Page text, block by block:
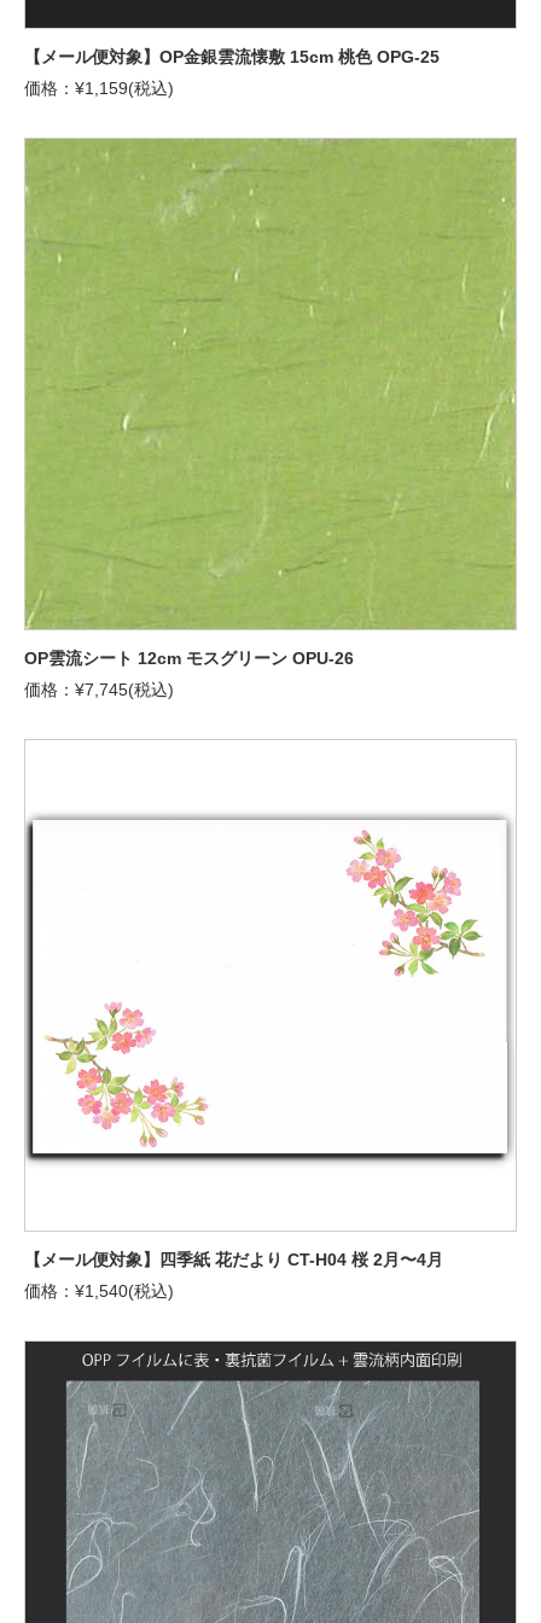
【メール便対象】OP金銀雲流懐敷 15cm 桃色 OPG-25
価格：¥1,159(税込)
OP雲流シート 12cm モスグリーン OPU-26
価格：¥7,745(税込)
【メール便対象】四季紙 花だより CT-H04 桜 2月〜4月
価格：¥1,540(税込)